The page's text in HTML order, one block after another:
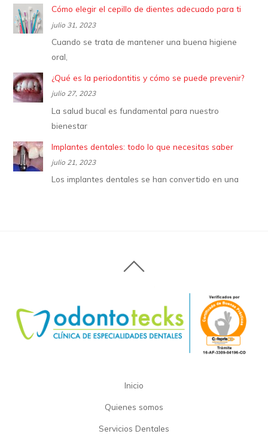
Cómo elegir el cepillo de dientes adecuado para ti
julio 31, 2023
Cuando se trata de mantener una buena higiene
oral,
¿Qué es la periodontitis y cómo se puede prevenir?
julio 27, 2023
La salud bucal es fundamental para nuestro
bienestar
Implantes dentales: todo lo que necesitas saber
julio 21, 2023
Los implantes dentales se han convertido en una
Inicio
Quienes somos
Servicios Dentales